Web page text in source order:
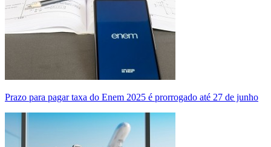
Prazo para pagar taxa do Enem 2025 é prorrogado até 27 de junho